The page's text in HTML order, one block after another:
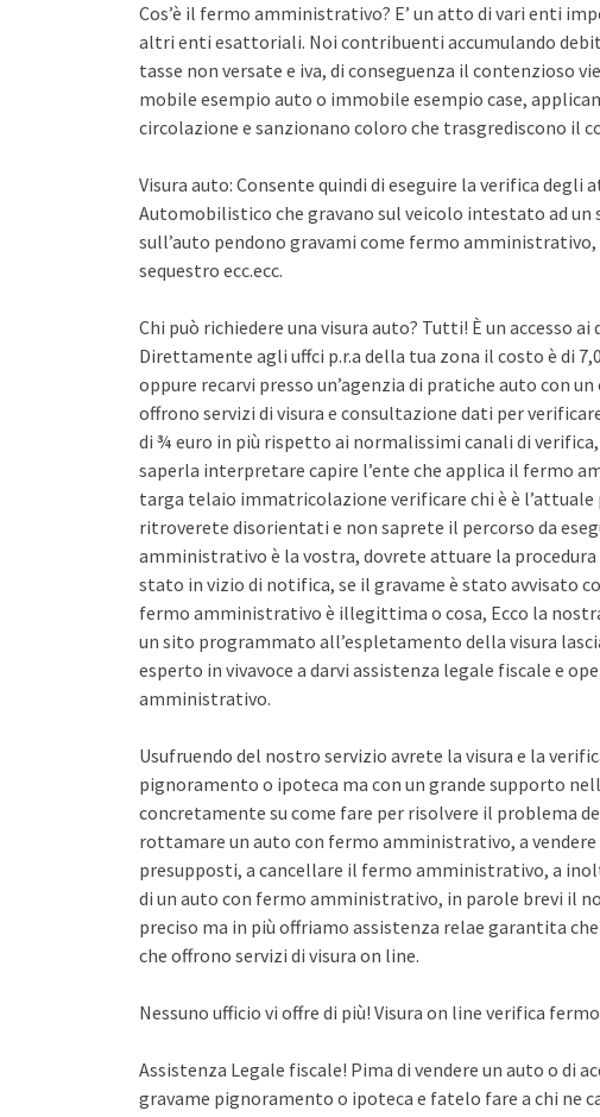
Cos’è il fermo amministrativo? E’ un atto di vari enti
altri enti esattoriali. Noi contribuenti accumulando
tasse non versate e iva, di conseguenza il contenzioso
mobile esempio auto o immobile esempio case,
circolazione e sanzionano coloro che trasgrediscono il
Visura auto: Consente quindi di eseguire la verifica
Automobilistico che gravano sul veicolo intestato ad
sull’auto pendono gravami come fermo
sequestro ecc.ecc.
Chi può richiedere una visura auto? Tutti! È un accesso
Direttamente agli uffci p.r.a della tua zona il costo è di
oppure recarvi presso un’agenzia di pratiche auto con
offrono servizi di visura e consultazione dati per
di ¾ euro in più rispetto ai normalissimi canali di
saperla interpretare capire l’ente che applica il fermo
targa telaio immatricolazione verificare chi è è
ritroverete disorientati e non saprete il percorso da
amministrativo è la vostra, dovrete attuare la
stato in vizio di notifica, se il gravame è stato avvisato
fermo amministrativo è illegittima o cosa, Ecco la
un sito programmato all’espletamento della visura
esperto in vivavoce a darvi assistenza legale fiscale e
amministrativo.
Usufruendo del nostro servizio avrete la visura e la
pignoramento o ipoteca ma con un grande supporto
concretamente su come fare per risolvere il problema
rottamare un auto con fermo amministrativo, a
presupposti, a cancellare il fermo amministrativo, a
di un auto con fermo amministrativo, in parole brevi il
preciso ma in più offriamo assistenza relae garantita
che offrono servizi di visura on line.
Nessuno ufficio vi offre di più! Visura on line verifica
Assistenza Legale fiscale! Pima di vendere un auto o di
gravame pignoramento o ipoteca e fatelo fare a chi ne